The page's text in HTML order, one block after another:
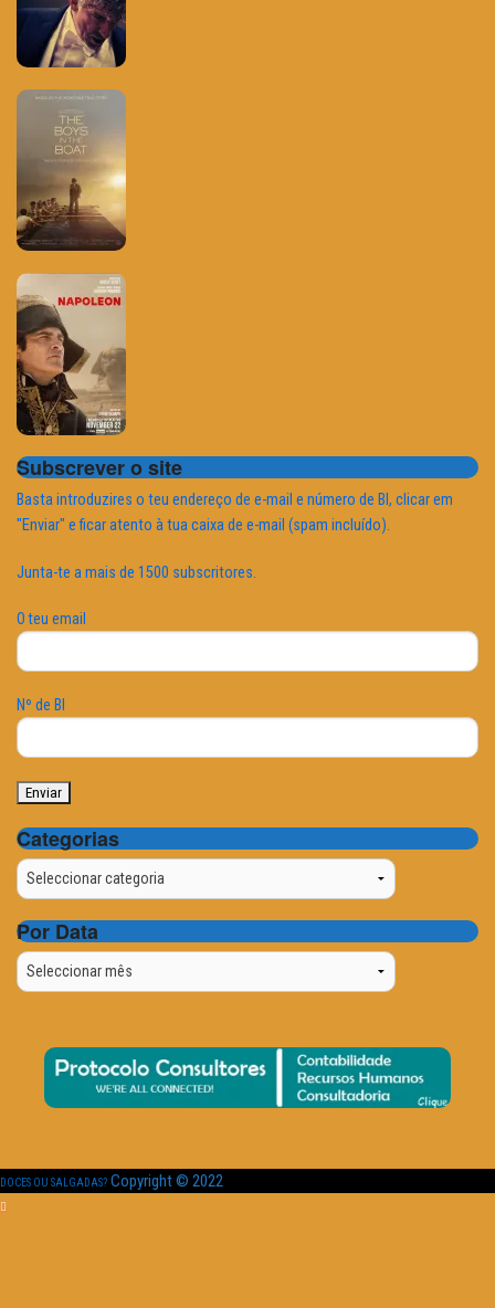
Subscrever o site
Basta introduzires o teu endereço de e-mail e número de BI, clicar em
"Enviar" e ficar atento à tua caixa de e-mail (spam incluído).
Junta-te a mais de 1500 subscritores.
O teu email
Nº de BI
Categorias
Categorias
Por Data
Por
Data
DOCES OU SALGADAS? Copyright © 2022